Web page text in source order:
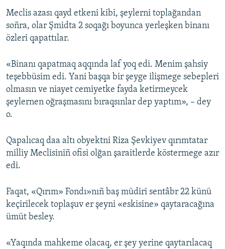
Meclis azası qayd etkeni kibi, şeylerni toplağandan
soñra, olar Şmidta 2 soqağı boyunca yerleşken binanı
özleri qapattılar.
«Binanı qapatmaq aqqında laf yoq edi. Menim şahsiy
teşebbüsim edi. Yani başqa bir şeyge ilişmege sebepleri
olmasın ve niayet cemiyetke fayda ketirmeycek
şeylernen oğraşmasını bıraqsınlar dep yaptım», – dey
o.
Qapalıcaq daa altı obyektni Riza Şevkiyev qırımtatar
milliy Meclisiniñ ofisi olğan şaraitlerde köstermege azır
edi.
Faqat, «Qırım» Fondı»nıñ baş müdiri sentâbr 22 künü
keçirilecek toplaşuv er şeyni «eskisine» qaytaracağına
ümüt besley.
«Yaqında mahkeme olacaq, er şey yerine qaytarılacaq